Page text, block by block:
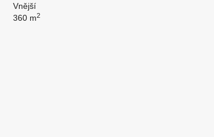
Vnější
360 m2